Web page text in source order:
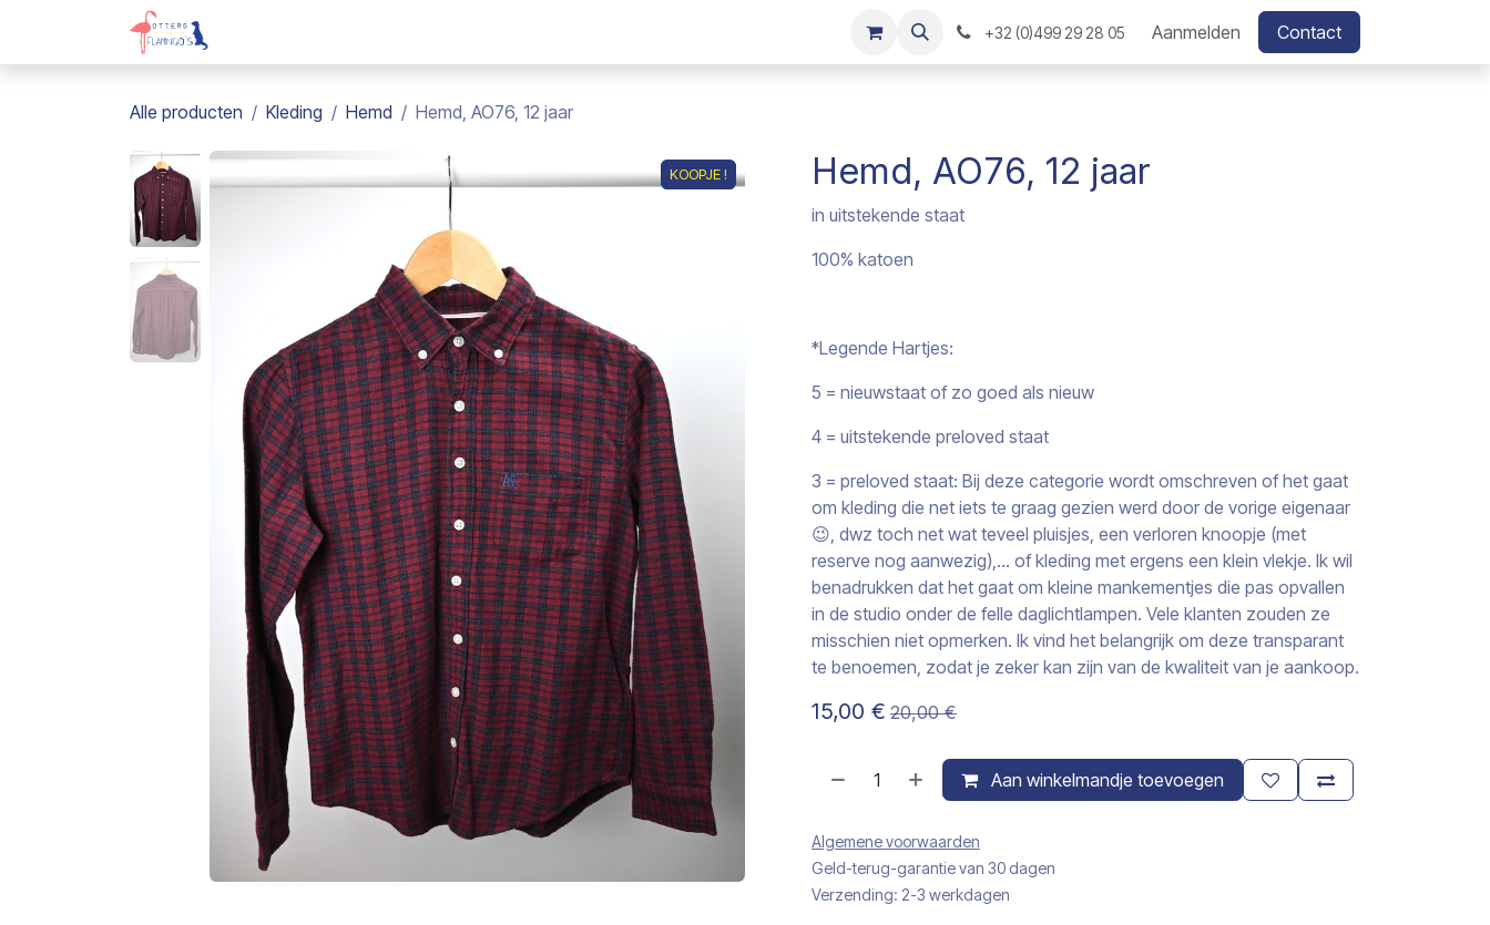
Overslaan naar inhoud
+32 (0)499 29 28 05 Aanmelden Contact
Alle producten Kleding Hemd Hemd, AO76, 12 jaar
KOOPJE !
KOOPJE ! Hemd, AO76, 12 jaar
in uitstekende staat
100% katoen
*Legende Hartjes:
5 = nieuwstaat of zo goed als nieuw
4 = uitstekende preloved staat
3 = preloved staat: Bij deze categorie wordt omschreven of het gaat
om kleding die net iets te graag gezien werd door de vorige eigenaar
😉, dwz toch net wat teveel pluisjes, een verloren knoopje (met
reserve nog aanwezig),… of kleding met ergens een klein vlekje. Ik wil
benadrukken dat het gaat om kleine mankementjes die pas opvallen
in de studio onder de felle daglichtlampen. Vele klanten zouden ze
misschien niet opmerken. Ik vind het belangrijk om deze transparant
te benoemen, zodat je zeker kan zijn van de kwaliteit van je aankoop.
15,00 € 20,00€
Aan winkelmandje toevoegen
Algemene voorwaarden
Geld-terug-garantie van 30 dagen
Verzending: 2-3 werkdagen